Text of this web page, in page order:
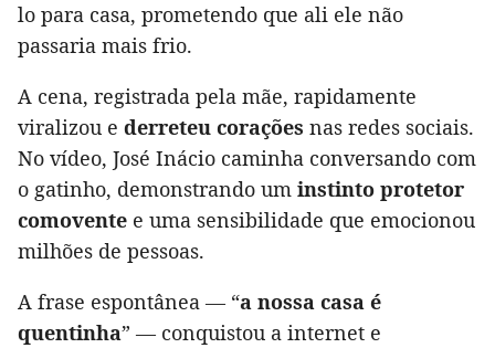
lo para casa, prometendo que ali ele não
passaria mais frio.
A cena, registrada pela mãe, rapidamente
viralizou e derreteu corações nas redes sociais.
No vídeo, José Inácio caminha conversando com
o gatinho, demonstrando um instinto protetor
comovente e uma sensibilidade que emocionou
milhões de pessoas.
A frase espontânea — “a nossa casa é
quentinha” — conquistou a internet e